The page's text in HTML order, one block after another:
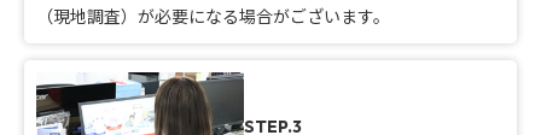
（現地調査）が必要になる場合がございます。
STEP.3